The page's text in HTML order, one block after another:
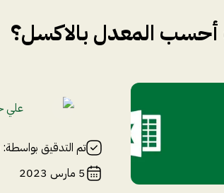
المعدل بالاكسل؟
تم التدقيق بواسطة:
5 مارس 2023